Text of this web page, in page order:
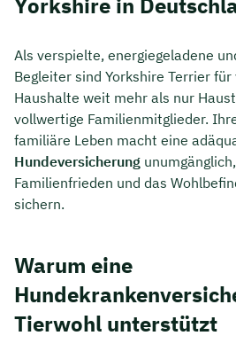
Als verspielte, energiegeladene
Begleiter sind Yorkshire Terrier
Haushalte weit mehr als nur
vollwertige Familienmitglieder.
familiäre Leben macht eine
Hundeversicherung
Familienfrieden und das
sichern.
Warum eine
Tierwohl unterstützt